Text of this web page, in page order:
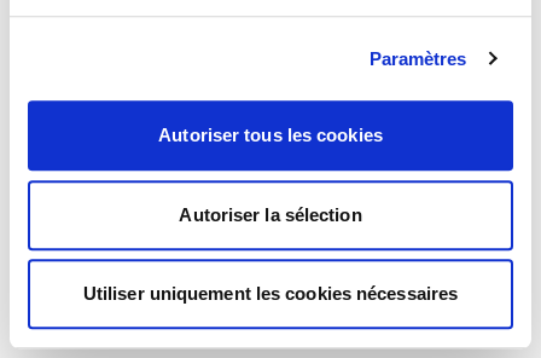
Paramètres
Autoriser tous les cookies
Autoriser la sélection
Utiliser uniquement les cookies nécessaires